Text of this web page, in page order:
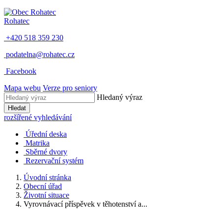
Rohatec
+420 518 359 230
podatelna@rohatec.cz
Facebook
Mapa webu Verze pro seniory
Hledaný výraz
Hledat
rozšířené vyhledávání
Úřední deska
Matrika
Sběrné dvory
Rezervační systém
Úvodní stránka
Obecní úřad
Životní situace
Vyrovnávací příspěvek v těhotenství a...